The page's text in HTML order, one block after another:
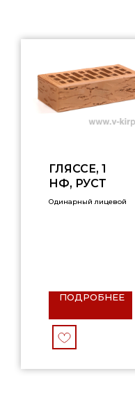
ГЛЯССЕ, 1
НФ, РУСТ
Одинарный лицевой
ПОДРОБНЕЕ